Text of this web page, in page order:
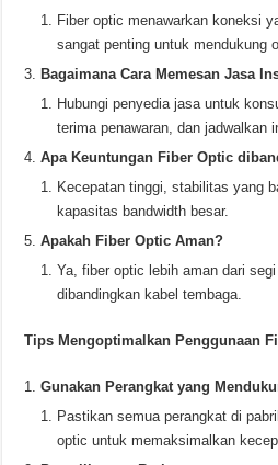
Fiber optic menawarkan koneksi
sangat penting untuk mendukung
Bagaimana Cara Memesan Jasa
Hubungi penyedia jasa untuk
terima penawaran, dan jadwalkan
Apa Keuntungan Fiber Optic
Kecepatan tinggi, stabilitas yang
kapasitas bandwidth besar.
Apakah Fiber Optic Aman?
Ya, fiber optic lebih aman dari
dibandingkan kabel tembaga.
Tips Mengoptimalkan Penggunaan
Gunakan Perangkat yang
Pastikan semua perangkat di
optic untuk memaksimalkan